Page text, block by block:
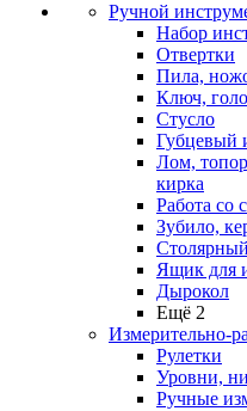
Ручной
Набор
Отвертки
Пила,
Ключ,
Стусло
Губцевый
Лом,
кирка
Работа со
Зубило,
Ящик для
Дырокол
Ещё 2
Измерительно-
Рулетки
Уровни,
Ручные